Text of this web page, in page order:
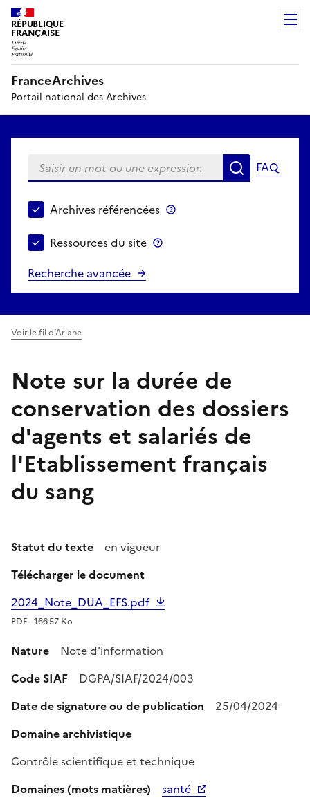
RÉPUBLIQUE
FRANÇAISE
FranceArchives
Portail national des Archives
Saisir un mot ou une expression Rechercher
FAQ
Choisir le périmètre de recherche
Archives référencées
Ressources du site
Recherche avancée
Voir le fil d’Ariane
Note sur la durée de
conservation des dossiers
d'agents et salariés de
l'Etablissement français
du sang
Statut du texte
en vigueur
Télécharger le document
2024_Note_DUA_EFS.pdf
PDF - 166.57 Ko
Nature
Note d'information
Code SIAF
DGPA/SIAF/2024/003
Date de signature ou de publication
25/04/2024
Domaine archivistique
Contrôle scientifique et technique
Domaines (mots matières)
santé